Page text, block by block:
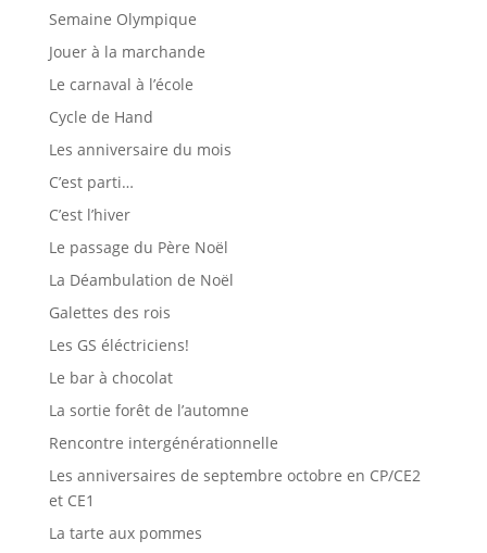
Semaine Olympique
Jouer à la marchande
Le carnaval à l’école
Cycle de Hand
Les anniversaire du mois
C’est parti…
C’est l’hiver
Le passage du Père Noël
La Déambulation de Noël
Galettes des rois
Les GS éléctriciens!
Le bar à chocolat
La sortie forêt de l’automne
Rencontre intergénérationnelle
Les anniversaires de septembre octobre en CP/CE2
et CE1
La tarte aux pommes